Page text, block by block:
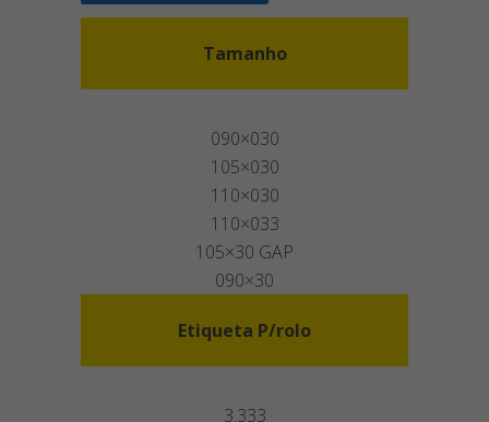
Tamanho
090×030
105×030
110×030
110×033
105×30 GAP
090×30
Etiqueta P/rolo
3.333